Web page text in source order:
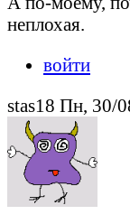
неплохая.
войти
stas18 Пн, 30/